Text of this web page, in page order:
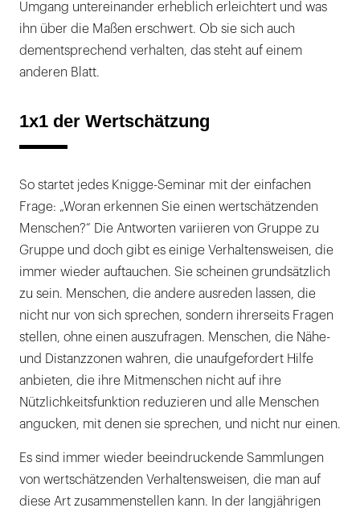
Umgang untereinander erheblich erleichtert und was
ihn über die Maßen erschwert. Ob sie sich auch
dementsprechend verhalten, das steht auf einem
anderen Blatt.
1x1 der Wertschätzung
So startet jedes Knigge-Seminar mit der einfachen
Frage: „Woran erkennen Sie einen wertschätzenden
Menschen?“ Die Antworten variieren von Gruppe zu
Gruppe und doch gibt es einige Verhaltensweisen, die
immer wieder auftauchen. Sie scheinen grundsätzlich
zu sein. Menschen, die andere ausreden lassen, die
nicht nur von sich sprechen, sondern ihrerseits Fragen
stellen, ohne einen auszufragen. Menschen, die Nähe-
und Distanzzonen wahren, die unaufgefordert Hilfe
anbieten, die ihre Mitmenschen nicht auf ihre
Nützlichkeitsfunktion reduzieren und alle Menschen
angucken, mit denen sie sprechen, und nicht nur einen.
Es sind immer wieder beeindruckende Sammlungen
von wertschätzenden Verhaltensweisen, die man auf
diese Art zusammenstellen kann. In der langjährigen